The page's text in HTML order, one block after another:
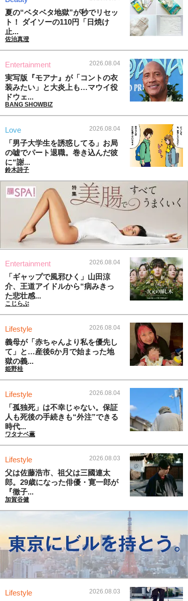
夏の“ベタベタ地獄”が秒でリセッ
ト！ ダイソーの110円「日焼け
止...
佐治真澄
Entertainment 2026.08.04
実写版『モアナ』が「コントの衣
装みたい」と大炎上も…マウイ役
ドウェ...
BANG SHOWBIZ
Love 2026.08.04
「男子大学生を誘惑してる」お局
の嘘でパート退職。巻き込んだ彼
に“謝...
鈴木詩子
Entertainment 2026.08.04
「ギャップで風邪ひく」山田涼
介、王道アイドルから“病みきっ
た悲壮感...
こじらぶ
Lifestyle 2026.08.04
義母が「赤ちゃんより私を優先し
て」と…産後6か月で始まった地
獄の義...
姫野桂
Lifestyle 2026.08.04
「孤独死」は不幸じゃない。保証
人も死後の手続きも“外注”できる
時代...
ワタナベ薫
Lifestyle 2026.08.03
父は佐藤浩市、祖父は三國連太
郎。29歳になった俳優・寛一郎が
『徹子...
加賀谷健
Lifestyle 2026.08.03